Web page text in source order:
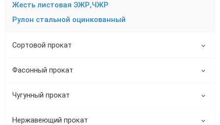
Жесть листовая ЭЖР,ЧЖР
Рулон стальной оцинкованный
Сортовой прокат
Фасонный прокат
Чугунный прокат
Нержавеющий прокат